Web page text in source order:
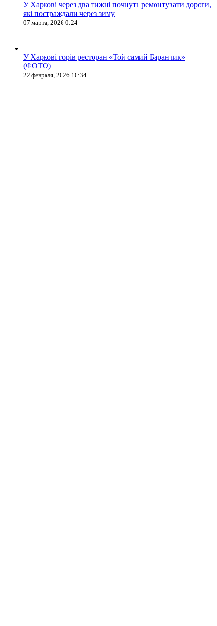
У Харкові через два тижні почнуть ремонтувати дороги,
які постраждали через зиму
07 марта, 2026 0:24
У Харкові горів ресторан «Той самий Баранчик»
(ФОТО)
22 февраля, 2026 10:34